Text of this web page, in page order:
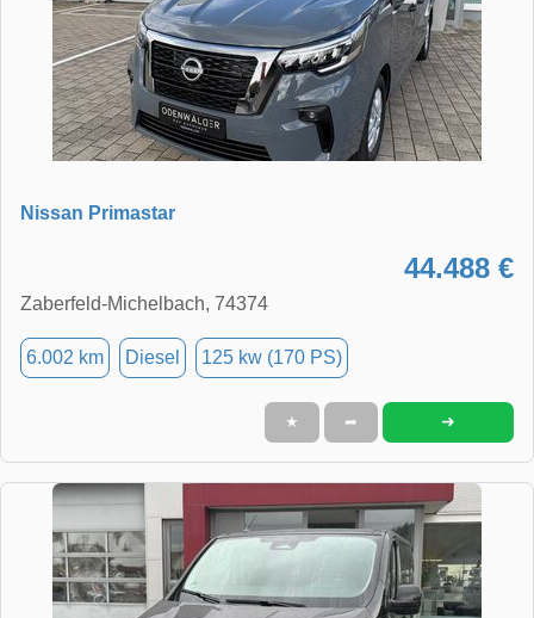
Nissan Primastar
44.488 €
Zaberfeld-Michelbach, 74374
6.002 km Diesel 125 kw (170 PS)
★ ➦ ➜